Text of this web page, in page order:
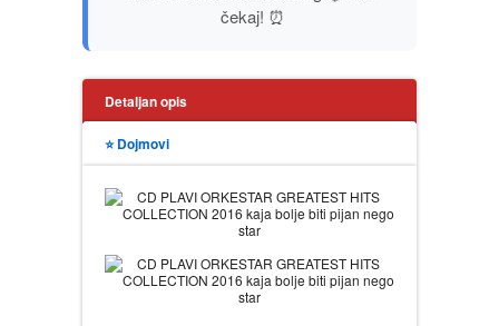
TINEJDŽ
UMETNOST
čekaj! ⏰
Detaljan opis
⭐ Dojmovi